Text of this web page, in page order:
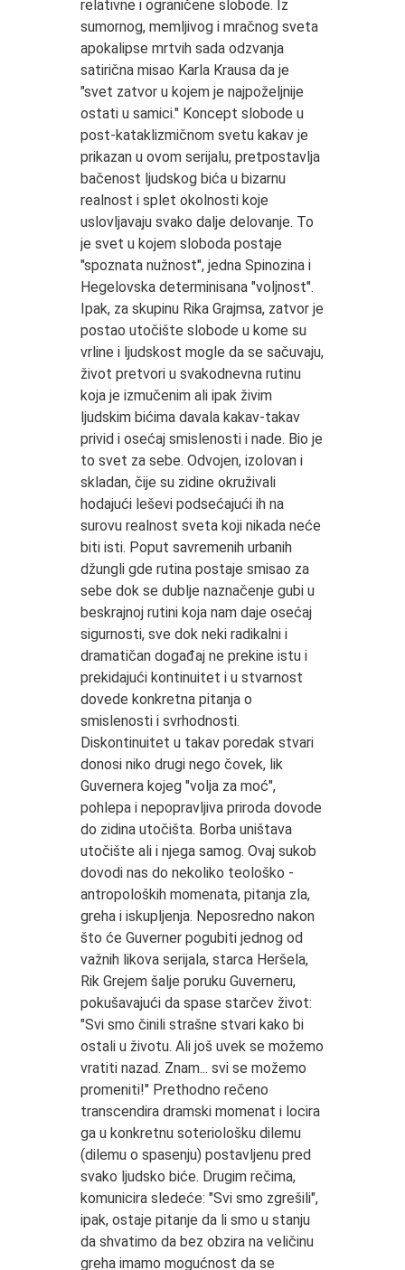
relativne i ograničene slobode. Iz
sumornog, memljivog i mračnog sveta
apokalipse mrtvih sada odzvanja
satirična misao Karla Krausa da je
"svet zatvor u kojem je najpoželjnije
ostati u samici." Koncept slobode u
post-kataklizmičnom svetu kakav je
prikazan u ovom serijalu, pretpostavlja
bačenost ljudskog bića u bizarnu
realnost i splet okolnosti koje
uslovljavaju svako dalje delovanje. To
je svet u kojem sloboda postaje
"spoznata nužnost", jedna Spinozina i
Hegelovska determinisana "voljnost".
Ipak, za skupinu Rika Grajmsa, zatvor je
postao utočište slobode u kome su
vrline i ljudskost mogle da se sačuvaju,
život pretvori u svakodnevna rutinu
koja je izmučenim ali ipak živim
ljudskim bićima davala kakav-takav
privid i osećaj smislenosti i nade. Bio je
to svet za sebe. Odvojen, izolovan i
skladan, čije su zidine okruživali
hodajući leševi podsećajući ih na
surovu realnost sveta koji nikada neće
biti isti. Poput savremenih urbanih
džungli gde rutina postaje smisao za
sebe dok se dublje naznačenje gubi u
beskrajnoj rutini koja nam daje osećaj
sigurnosti, sve dok neki radikalni i
dramatičan događaj ne prekine istu i
prekidajući kontinuitet i u stvarnost
dovede konkretna pitanja o
smislenosti i svrhodnosti.
Diskontinuitet u takav poredak stvari
donosi niko drugi nego čovek, lik
Guvernera kojeg "volja za moć",
pohlepa i nepopravljiva priroda dovode
do zidina utočišta. Borba uništava
utočište ali i njega samog. Ovaj sukob
dovodi nas do nekoliko teološko -
antropoloških momenata, pitanja zla,
greha i iskupljenja. Neposredno nakon
što će Guverner pogubiti jednog od
važnih likova serijala, starca Heršela,
Rik Grejem šalje poruku Guverneru,
pokušavajući da spase starčev život:
"Svi smo činili strašne stvari kako bi
ostali u životu. Ali još uvek se možemo
vratiti nazad. Znam... svi se možemo
promeniti!" Prethodno rečeno
transcendira dramski momenat i locira
ga u konkretnu soteriološku dilemu
(dilemu o spasenju) postavljenu pred
svako ljudsko biće. Drugim rečima,
komunicira sledeće: "Svi smo zgrešili",
ipak, ostaje pitanje da li smo u stanju
da shvatimo da bez obzira na veličinu
greha imamo mogućnost da se